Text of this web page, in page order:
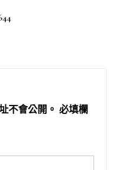
不會公開。 必填欄